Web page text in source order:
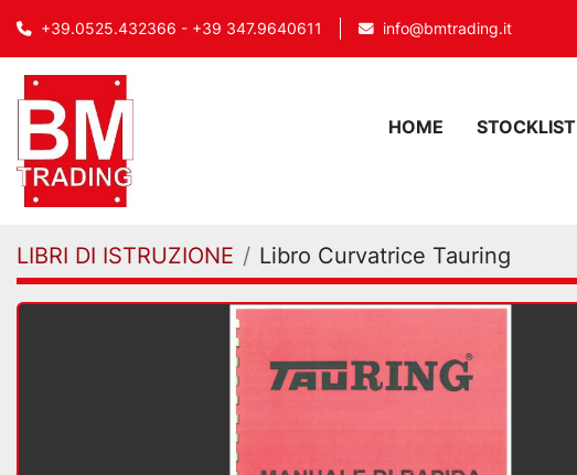
+39.0525.432366 - +39 347.9640611 info@bmtrading.it
HOME STOCKLIST
LIBRI DI ISTRUZIONE Libro Curvatrice Tauring